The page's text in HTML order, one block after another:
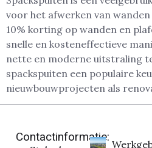
voor het afwerken van
10% korting op wanden en
snelle en kosteneffectieve
nette en moderne uitstraling
spackspuiten een populaire
nieuwbouwprojecten als
Contactinformatie: